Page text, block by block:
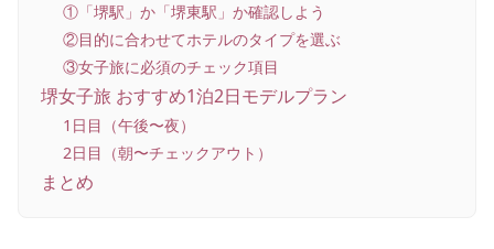
①「堺駅」か「堺東駅」か確認しよう
②目的に合わせてホテルのタイプを選ぶ
③女子旅に必須のチェック項目
堺女子旅 おすすめ1泊2日モデルプラン
1日目（午後〜夜）
2日目（朝〜チェックアウト）
まとめ